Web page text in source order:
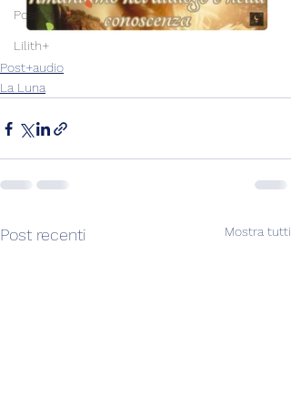
Post+audio
Lilith+
Post+audio
La Luna
Post recenti Mostra tutti